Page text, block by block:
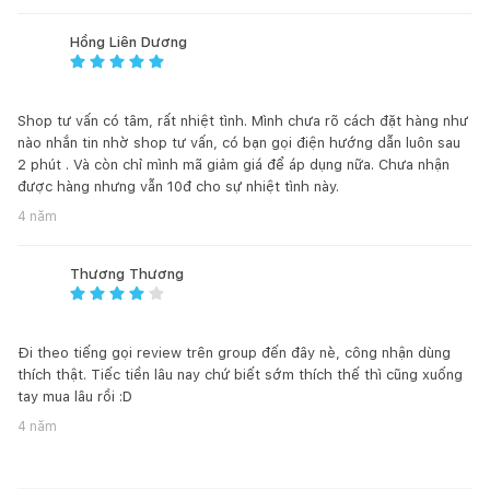
vải cao cấp giúp người ngồi thoải mái và dễ chịu.
GIỚI THIỆU CHẤT LIỆU:
QUY CÁCH SẢN PHẨM:
Hồng Liên Dương
Shop tư vấn có tâm, rất nhiệt tình. Mình chưa rõ cách đặt hàng như
nào nhắn tin nhờ shop tư vấn, có bạn gọi điện hướng dẫn luôn sau
2 phút . Và còn chỉ mình mã giảm giá để áp dụng nữa. Chưa nhận
được hàng nhưng vẫn 10đ cho sự nhiệt tình này.
4 năm
Thương Thương
Đi theo tiếng gọi review trên group đến đây nè, công nhận dùng
thích thật. Tiếc tiền lâu nay chứ biết sớm thích thế thì cũng xuống
tay mua lâu rồi :D
4 năm